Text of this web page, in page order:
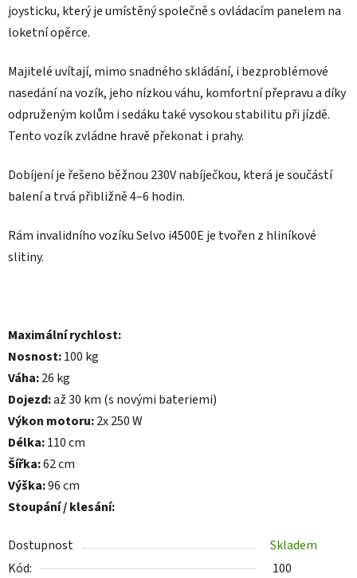
joysticku, který je umístěný společně s ovládacím panelem na
loketní opěrce.
Majitelé uvítají, mimo snadného skládání, i bezproblémové
nasedání na vozík, jeho nízkou váhu, komfortní přepravu a díky
odpruženým kolům i sedáku také vysokou stabilitu při jízdě.
Tento vozík zvládne hravě překonat i prahy.
Dobíjení je řešeno běžnou 230V nabíječkou, která je součástí
balení a trvá přibližně 4–6 hodin.
Rám invalidního vozíku Selvo i4500E je tvořen z hliníkové
slitiny.
Maximální rychlost:
Nosnost:100 kg
Váha:26 kg
Dojezd:až 30 km (s novými bateriemi)
Výkon motoru:2x 250 W
Délka:110 cm
Šířka:62 cm
Výška:96 cm
Stoupání / klesání:
Dostupnost
Skladem
Kód:
100